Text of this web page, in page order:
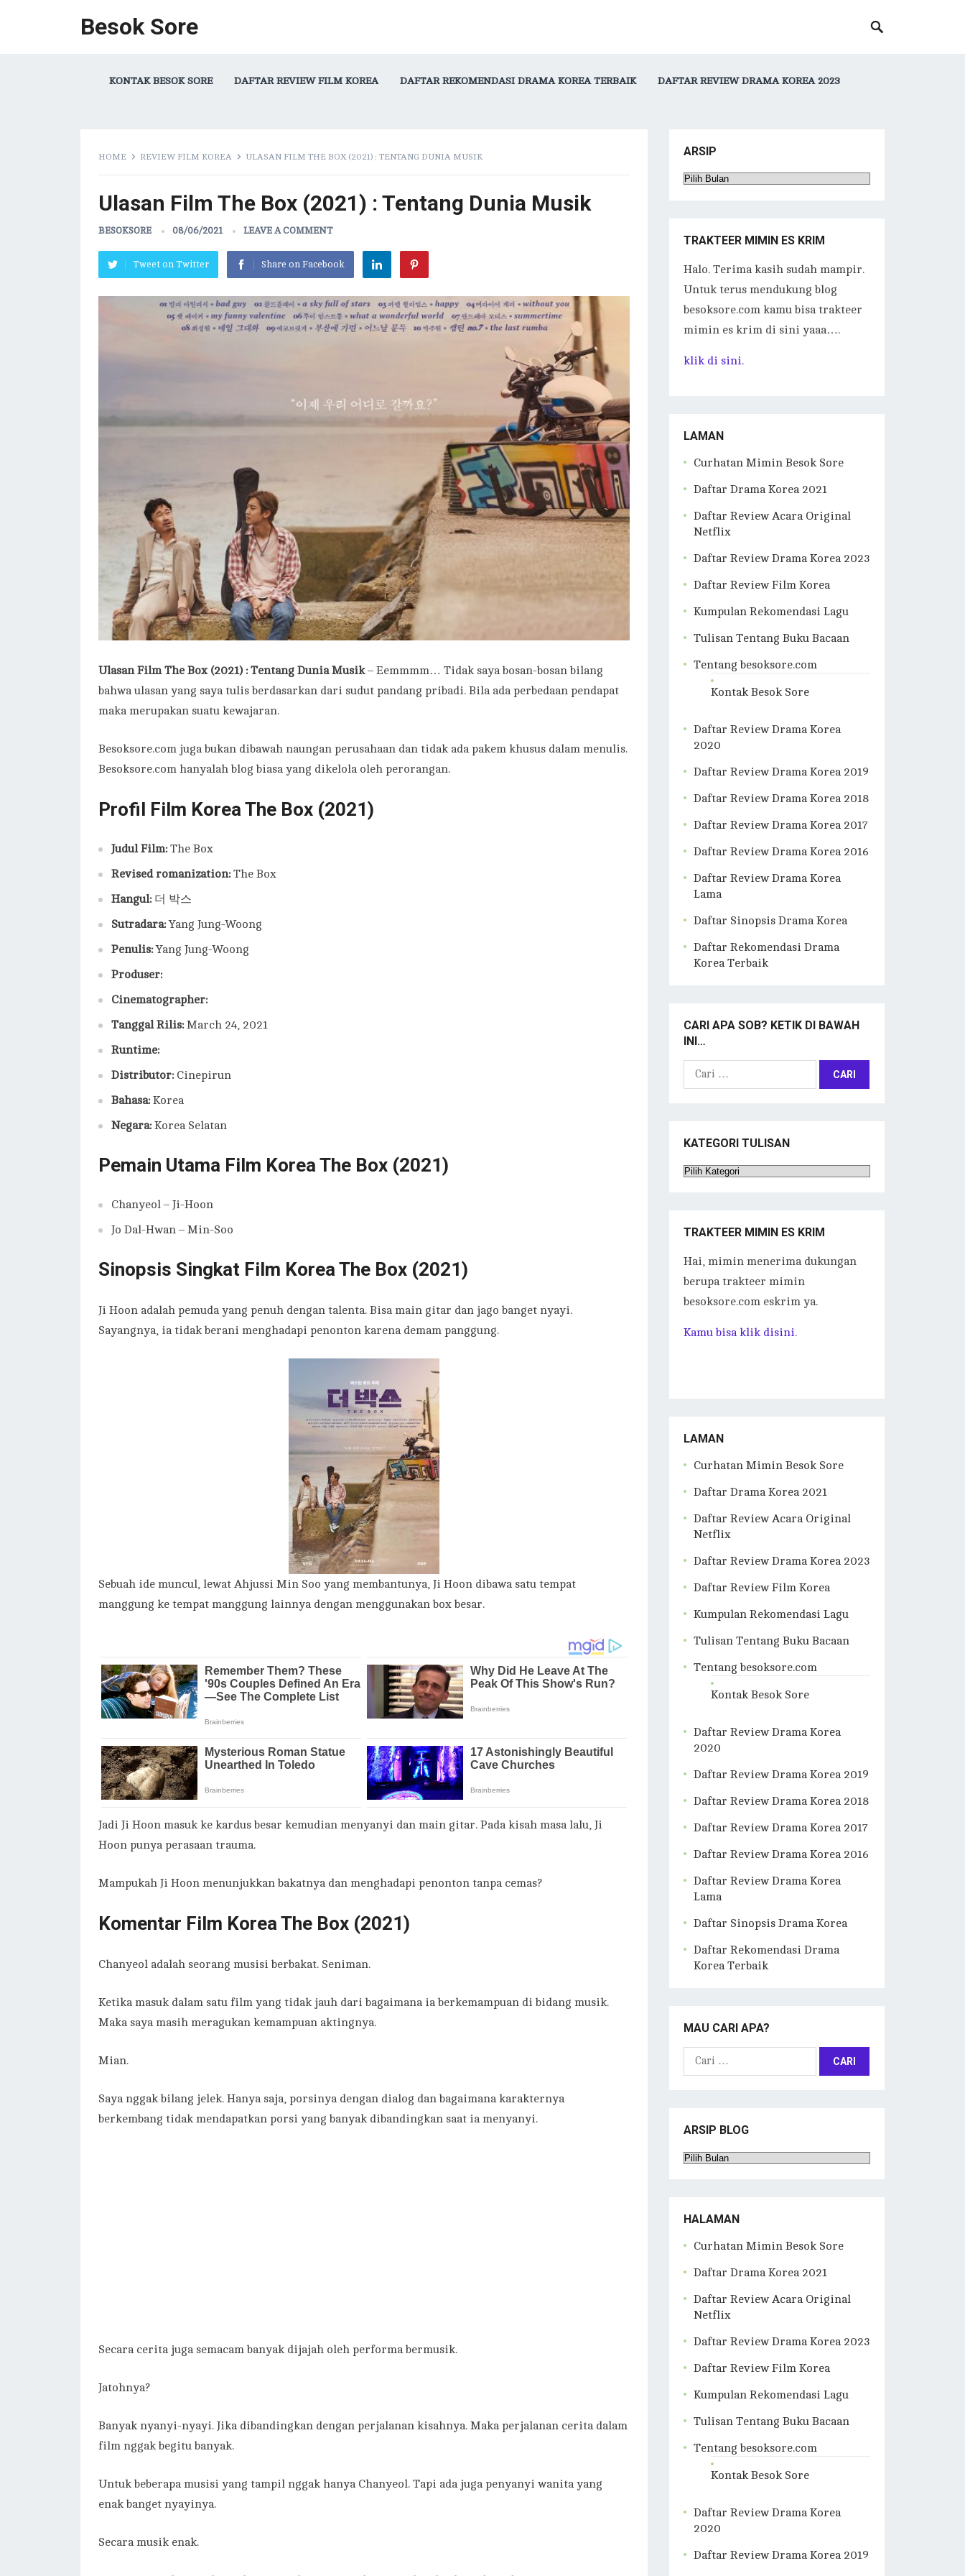
Besok Sore
KONTAK BESOK SORE DAFTAR REVIEW FILM KOREA DAFTAR REKOMENDASI DRAMA KOREA TERBAIK DAFTAR REVIEW DRAMA KOREA 2023
HOME REVIEW FILM KOREA ULASAN FILM THE BOX (2021) : TENTANG DUNIA MUSIK
Ulasan Film The Box (2021) : Tentang Dunia Musik
BESOKSORE 08/06/2021 LEAVE A COMMENT
Tweet on Twitter Share on Facebook
Ulasan Film The Box (2021) : Tentang Dunia Musik– Eemmmm… Tidak saya bosan-bosan bilang
bahwa ulasan yang saya tulis berdasarkan dari sudut pandang pribadi. Bila ada perbedaan pendapat
maka merupakan suatu kewajaran.
Besoksore.com juga bukan dibawah naungan perusahaan dan tidak ada pakem khusus dalam menulis.
Besoksore.com hanyalah blog biasa yang dikelola oleh perorangan.
Profil Film Korea The Box (2021)
Judul Film:The Box
Revised romanization:The Box
Hangul:더 박스
Sutradara:Yang Jung-Woong
Penulis:Yang Jung-Woong
Produser:
Cinematographer:
Tanggal Rilis:March 24, 2021
Runtime:
Distributor:Cinepirun
Bahasa:Korea
Negara:Korea Selatan
Pemain Utama Film Korea The Box (2021)
Chanyeol – Ji-Hoon
Jo Dal-Hwan – Min-Soo
Sinopsis Singkat Film Korea The Box (2021)
Ji Hoon adalah pemuda yang penuh dengan talenta. Bisa main gitar dan jago banget nyayi.
Sayangnya, ia tidak berani menghadapi penonton karena demam panggung.
Sebuah ide muncul, lewat Ahjussi Min Soo yang membantunya, Ji Hoon dibawa satu tempat
manggung ke tempat manggung lainnya dengan menggunakan box besar.
Jadi Ji Hoon masuk ke kardus besar kemudian menyanyi dan main gitar. Pada kisah masa lalu, Ji
Hoon punya perasaan trauma.
Mampukah Ji Hoon menunjukkan bakatnya dan menghadapi penonton tanpa cemas?
Komentar Film Korea The Box (2021)
Chanyeol adalah seorang musisi berbakat. Seniman.
Ketika masuk dalam satu film yang tidak jauh dari bagaimana ia berkemampuan di bidang musik.
Maka saya masih meragukan kemampuan aktingnya.
Mian.
Saya nggak bilang jelek. Hanya saja, porsinya dengan dialog dan bagaimana karakternya
berkembang tidak mendapatkan porsi yang banyak dibandingkan saat ia menyanyi.
Secara cerita juga semacam banyak dijajah oleh performa bermusik.
Jatohnya?
Banyak nyanyi-nyayi. Jika dibandingkan dengan perjalanan kisahnya. Maka perjalanan cerita dalam
film nggak begitu banyak.
Untuk beberapa musisi yang tampil nggak hanya Chanyeol. Tapi ada juga penyanyi wanita yang
enak banget nyayinya.
Secara musik enak.
ARSIP
Arsip
TRAKTEER MIMIN ES KRIM
Halo. Terima kasih sudah mampir.
Untuk terus mendukung blog
besoksore.com kamu bisa trakteer
mimin es krim di sini yaaa….
klik di sini.
LAMAN
Curhatan Mimin Besok Sore
Daftar Drama Korea 2021
Daftar Review Acara Original
Netflix
Daftar Review Drama Korea 2023
Daftar Review Film Korea
Kumpulan Rekomendasi Lagu
Tulisan Tentang Buku Bacaan
Tentang besoksore.com
Kontak Besok Sore
Daftar Review Drama Korea
2020
Daftar Review Drama Korea 2019
Daftar Review Drama Korea 2018
Daftar Review Drama Korea 2017
Daftar Review Drama Korea 2016
Daftar Review Drama Korea
Lama
Daftar Sinopsis Drama Korea
Daftar Rekomendasi Drama
Korea Terbaik
CARI APA SOB? KETIK DI BAWAH
INI…
Cari
KATEGORI TULISAN
Kategori
TRAKTEER MIMIN ES KRIM
Hai, mimin menerima dukungan
berupa trakteer mimin
besoksore.com eskrim ya.
Kamu bisa klik disini.
LAMAN
Curhatan Mimin Besok Sore
Daftar Drama Korea 2021
Daftar Review Acara Original
Netflix
Daftar Review Drama Korea 2023
Daftar Review Film Korea
Kumpulan Rekomendasi Lagu
Tulisan Tentang Buku Bacaan
Tentang besoksore.com
Kontak Besok Sore
Daftar Review Drama Korea
2020
Daftar Review Drama Korea 2019
Daftar Review Drama Korea 2018
Daftar Review Drama Korea 2017
Daftar Review Drama Korea 2016
Daftar Review Drama Korea
Lama
Daftar Sinopsis Drama Korea
Daftar Rekomendasi Drama
Korea Terbaik
MAU CARI APA?
Cari
ARSIP BLOG
Arsip
HALAMAN
Curhatan Mimin Besok Sore
Daftar Drama Korea 2021
Daftar Review Acara Original
Netflix
Daftar Review Drama Korea 2023
Daftar Review Film Korea
Kumpulan Rekomendasi Lagu
Tulisan Tentang Buku Bacaan
Tentang besoksore.com
Kontak Besok Sore
Daftar Review Drama Korea
2020
Daftar Review Drama Korea 2019